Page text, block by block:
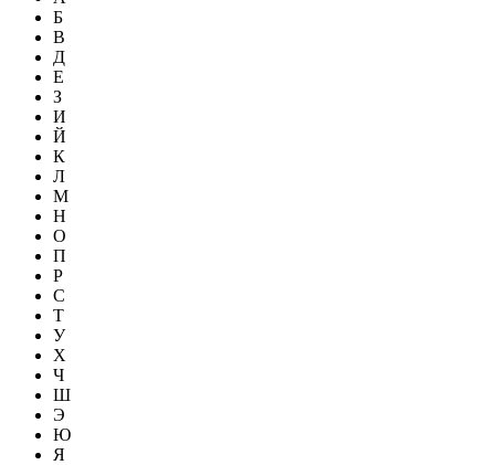
Б
В
Д
Е
З
И
Й
К
Л
М
Н
О
П
Р
С
Т
У
Х
Ч
Ш
Э
Ю
Я